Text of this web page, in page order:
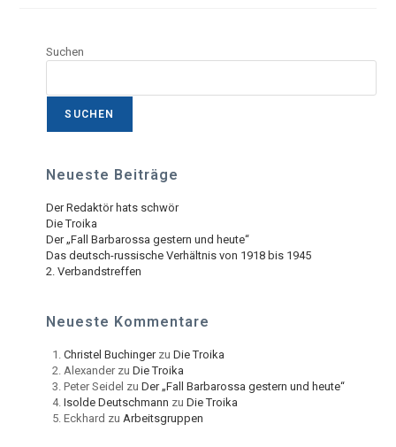
Suchen
SUCHEN
Neueste Beiträge
Der Redaktör hats schwör
Die Troika
Der „Fall Barbarossa gestern und heute“
Das deutsch-russische Verhältnis von 1918 bis 1945
2. Verbandstreffen
Neueste Kommentare
Christel BuchingerzuDie Troika
AlexanderzuDie Troika
Peter Seidel zuDer „Fall Barbarossa gestern und heute“
Isolde Deutschmann zuDie Troika
Eckhard zu Arbeitsgruppen